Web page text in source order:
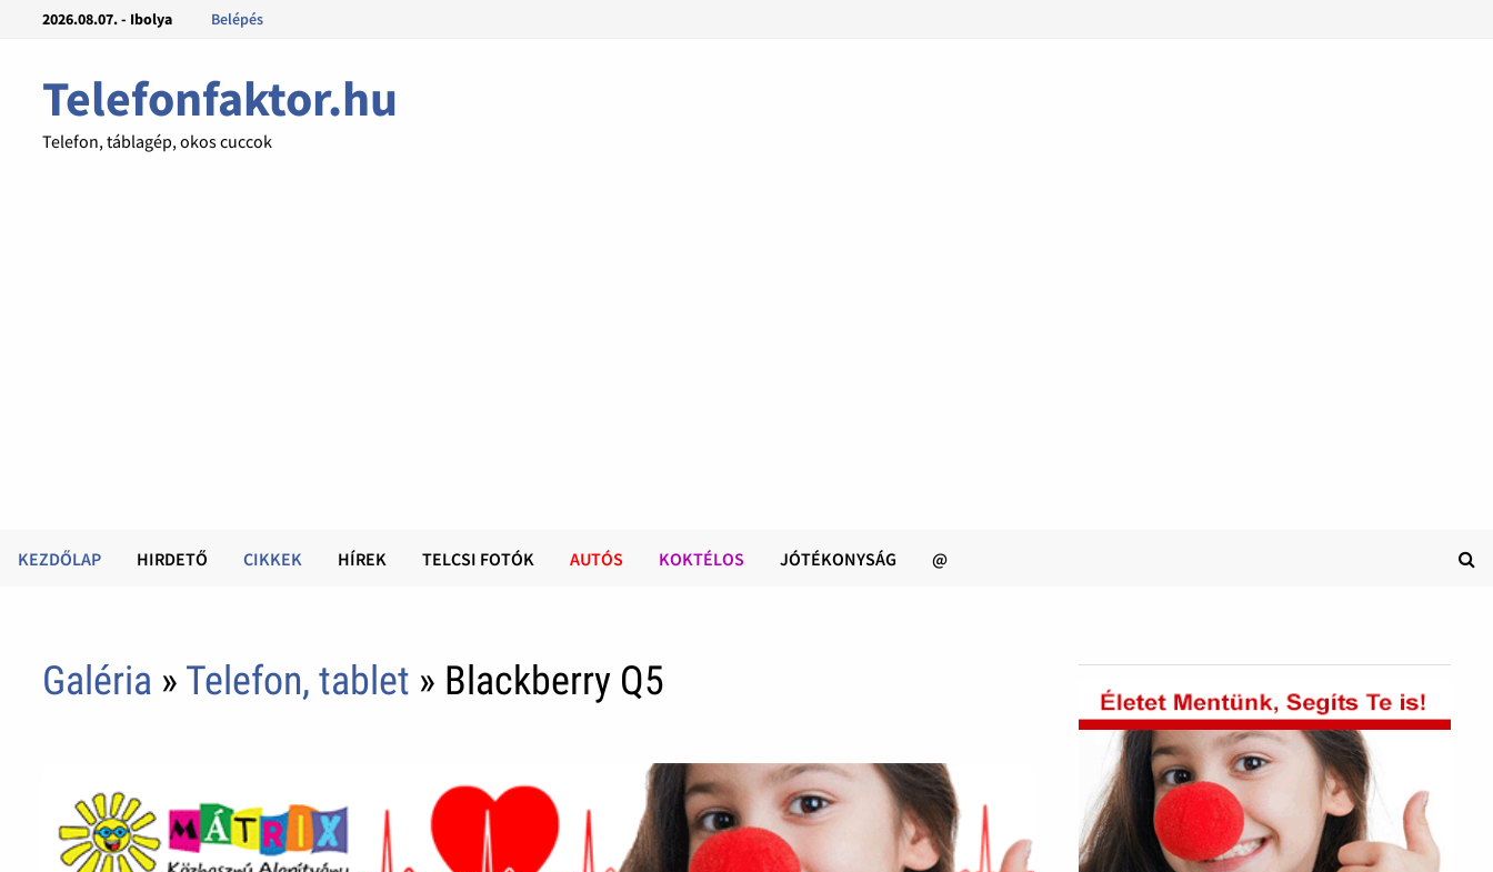
2026.08.07. - Ibolya Belépés
Telefonfaktor.hu
Telefon, táblagép, okos cuccok
KEZDŐLAP HIRDETŐ CIKKEK HÍREK TELCSI FOTÓK AUTÓS KOKTÉLOS JÓTÉKONYSÁG @
Galéria » Telefon, tablet » Blackberry Q5